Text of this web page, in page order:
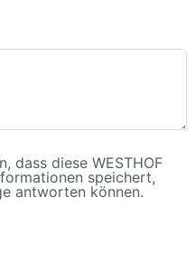
dass diese WESTHOF
speichert,
antworten können.